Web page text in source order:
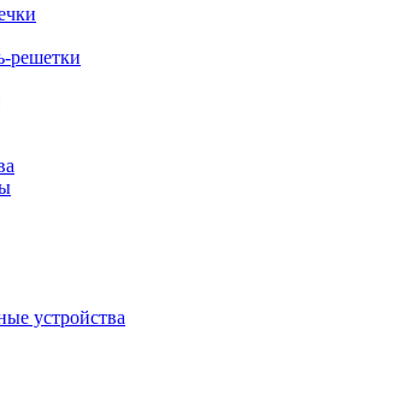
решетки
устройства